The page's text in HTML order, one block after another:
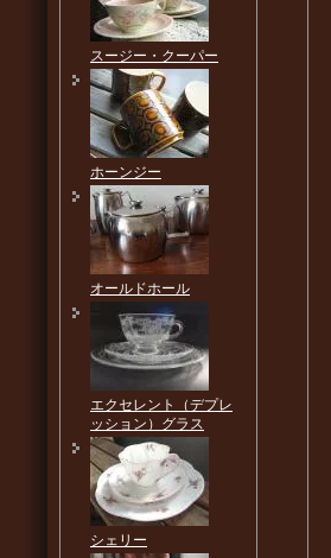
スージー・クーパー
ホーンジー
オールドホール
エクセレント（デプレ
ッション）グラス
シェリー